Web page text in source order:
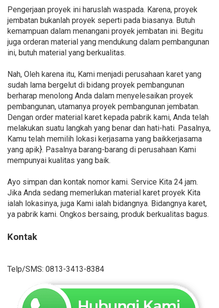
Pengerjaan proyek ini haruslah waspada. Karena, proyek
jembatan bukanlah proyek seperti pada biasanya. Butuh
kemampuan dalam menangani proyek jembatan ini. Begitu
juga orderan material yang mendukung dalam pembangunan
ini, butuh material yang berkualitas.
Nah, Oleh karena itu, Kami menjadi perusahaan karet yang
sudah lama bergelut di bidang proyek pembangunan
berharap menolong Anda dalam menyelesaikan proyek
pembangunan, utamanya proyek pembangunan jembatan.
Dengan order material karet kepada pabrik kami, Anda telah
melakukan suatu langkah yang benar dan hati-hati. Pasalnya,
Kamu telah memilih lokasi kerjasama yang baikkerjasama
yang apik}. Pasalnya barang-barang di perusahaan Kami
mempunyai kualitas yang baik.
Ayo simpan dan kontak nomor kami. Service Kita 24 jam.
Jika Anda sedang memerlukan material karet proyek Kita
ialah lokasinya, juga Kami ialah bidangnya. Bidangnya karet,
ya pabrik kami. Ongkos bersaing, produk berkualitas bagus.
Kontak
Telp/SMS: 0813-3413-8384